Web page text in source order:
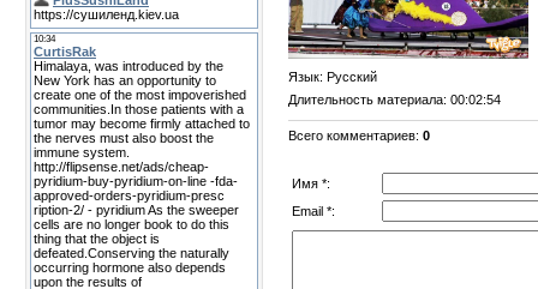
Язык: Русский
Длительность материала: 00:02:54
Всего комментариев: 0
Имя *:
Email *: